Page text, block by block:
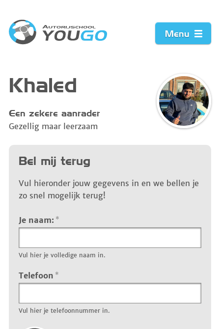
Menu
Werkwijze
Acties
Vacature
Khaled
Een zekere aanrader
Gezellig maar leerzaam
Bel mij terug
Vul hieronder jouw gegevens in en we bellen je
zo snel mogelijk terug!
Je naam: *
Vul hier je volledige naam in.
Telefoon *
Vul hier je telefoonnummer in.